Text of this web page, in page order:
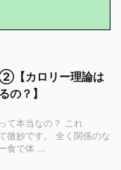
【カロリー理論は
の？】
て本当なの？ これ
微妙です。 全く関係のな
食で体 ...